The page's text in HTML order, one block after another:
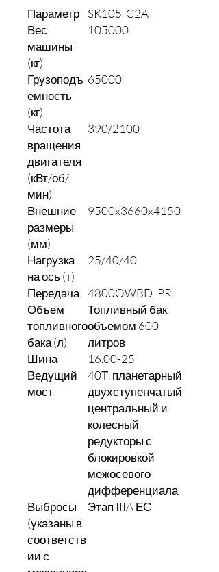
Параметр
SK105-C2A
Вес
машины
(кг)
105000
Грузоподъ
емность
(кг)
65000
Частота
вращения
двигателя
(кВт/об/
мин)
390/2100
Внешние
размеры
(мм)
9500x3660x4150
Нагрузка
на ось (т)
25/40/40
Передача 4800OWBD_PR
Объем
топливного
бака (л)
Топливный бак
объемом 600
литров
Шина
16.00-25
Ведущий
мост
40Т, планетарный
двухступенчатый
центральный и
колесный
редукторы с
блокировкой
межосевого
дифференциала
Выбросы
(указаны в
соответств
ии с
Этап IIIA ЕС